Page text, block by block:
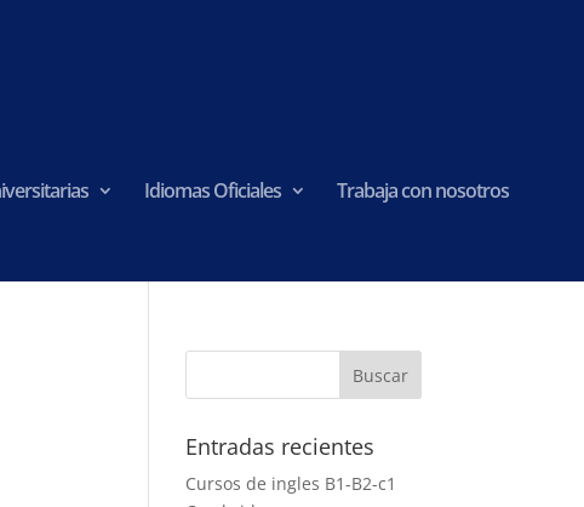
Idiomas Oficiales
Trabaja con nosotros
Entradas recientes
Cursos de ingles B1-B2-c1